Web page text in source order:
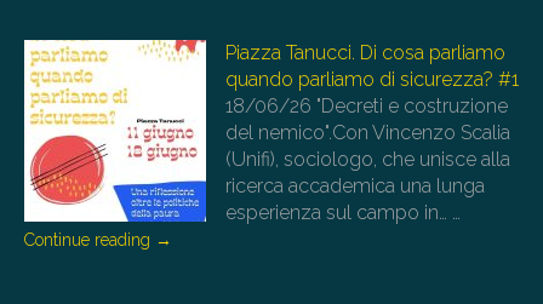
Piazza Tanucci. Di cosa parliamo
quando parliamo di sicurezza? #1
18/06/26 "Decreti e costruzione
del nemico".Con Vincenzo Scalia
(Unifi), sociologo, che unisce alla
ricerca accademica una lunga
esperienza sul campo in… …
Continue reading →